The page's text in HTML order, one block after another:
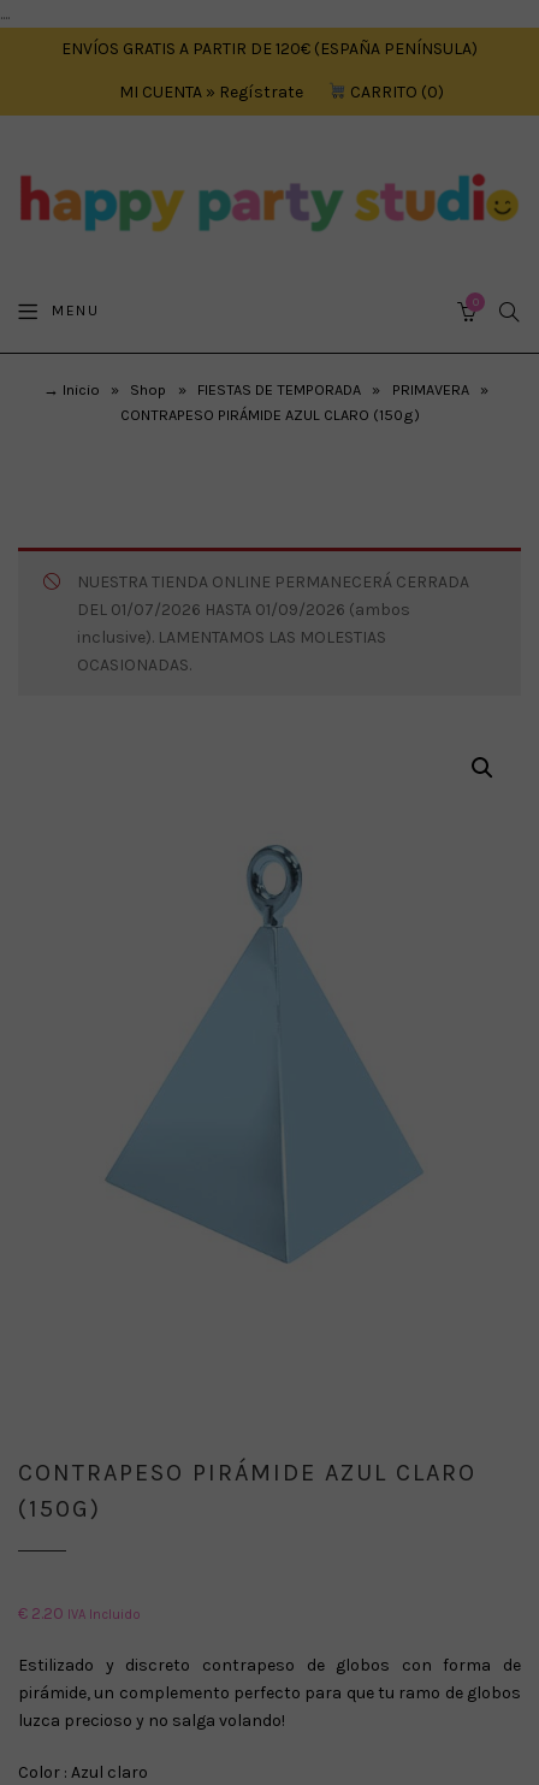
....
ENVÍOS GRATIS A PARTIR DE 120€ (ESPAÑA PENÍNSULA)
MI CUENTA » Regístrate CARRITO 0
MENU 0
→ Inicio » Shop » FIESTAS DE TEMPORADA » PRIMAVERA
»
CONTRAPESO PIRÁMIDE AZUL CLARO (150g)
NUESTRA TIENDA ONLINE PERMANECERÁ CERRADA
DEL 01/07/2026 HASTA 01/09/2026 (ambos
inclusive). LAMENTAMOS LAS MOLESTIAS
OCASIONADAS.
CONTRAPESO PIRÁMIDE AZUL CLARO
(150G)
€ 2.20 IVA Incluido
Estilizado y discreto contrapeso de globos con forma de
pirámide, un complemento perfecto para que tu ramo de globos
luzca precioso y no salga volando!
Color : Azul claro